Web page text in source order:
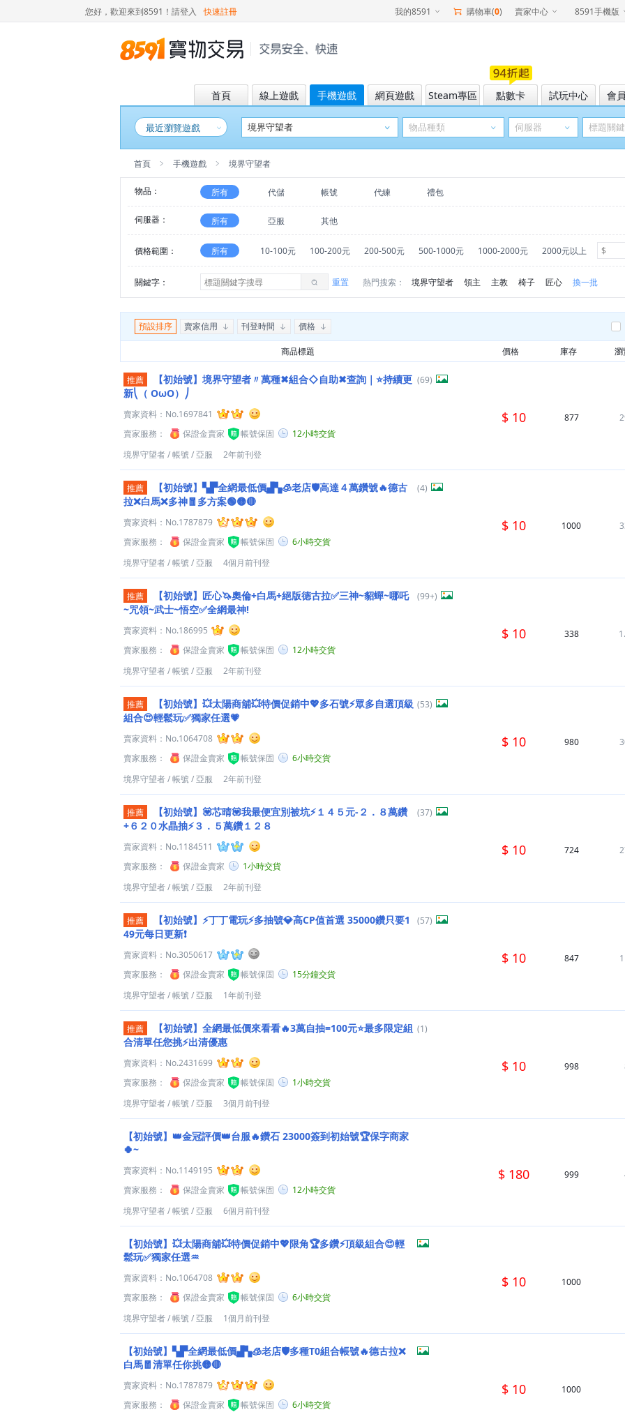
您好，歡迎來到8591！ 請登入 快速註冊 我的8591 購物車(0) 賣家中心 8591手機版
首頁 線上遊戲 手機遊戲 網頁遊戲 Steam專區 點數卡 試玩中心 會
最近瀏覽遊戲
首頁 手機遊戲 境界守望者
物品： 所有 代儲 帳號 代練 禮包
伺服器： 所有 亞服 其他
價格範圍： 所有 10-100元 100-200元 200-500元 500-1000元 1000-2000元 2000元以上
關鍵字： 重置 熱門搜索： 境界守望者 領主 主教 椅子 匠心 換一批
預設排序 賣家信用 刊登時間 價格
商品標題 價格 庫存 瀏
推薦
【初始號】境界守望者〃萬種✖組合◇自助✖查詢｜⭐持續更
新⎝（ OωO）⎠
(69)
賣家資料： No.1697841
賣家服務：
保證金賣家 帳號保固
12小時交貨
境界守望者/帳號/亞服 2年前刊登
$ 10 877
推薦
【初始號】▚▛全網最低價▟▚🧊老店🛡️高達４萬鑽號🔥德古
拉❌白馬❌多神🧧多方案🟢🟡🔴
(4)
賣家資料： No.1787879
賣家服務：
保證金賣家 帳號保固
6小時交貨
境界守望者/帳號/亞服 4個月前刊登
$ 10 1000
推薦
【初始號】匠心🦄奧倫+白馬+絕版德古拉✅三神~貂蟬~哪吒
~咒領~武士~悟空✅全網最神!
(99+)
賣家資料： No.186995
賣家服務：
保證金賣家 帳號保固
12小時交貨
境界守望者/帳號/亞服 2年前刊登
$ 10 338
推薦
【初始號】💥太陽商舖💥特價促銷中💖多石號⚡眾多自選頂級
組合😍輕鬆玩✅獨家任選💗
(53)
賣家資料： No.1064708
賣家服務：
保證金賣家 帳號保固
6小時交貨
境界守望者/帳號/亞服 2年前刊登
$ 10 980
推薦
【初始號】💟芯晴💟我最便宜別被坑⚡１４５元-２．８萬鑽
+６２０水晶抽⚡３．５萬鑽１２８
(37)
賣家資料： No.1184511
賣家服務：
保證金賣家
1小時交貨
境界守望者/帳號/亞服 2年前刊登
$ 10 724
推薦
【初始號】⚡️丁丁電玩⚡️多抽號💎高CP值首選 35000鑽只要1
49元每日更新❗️
(57)
賣家資料： No.3050617
賣家服務：
保證金賣家 帳號保固
15分鐘交貨
境界守望者/帳號/亞服 1年前刊登
$ 10 847
推薦
【初始號】全網最低價來看看🔥3萬自抽=100元⭐最多限定組
合清單任您挑⚡出清優惠
(1)
賣家資料： No.2431699
賣家服務：
保證金賣家 帳號保固
1小時交貨
境界守望者/帳號/亞服 3個月前刊登
$ 10 998
【初始號】👑金冠評價👑台服🔥鑽石 23000簽到初始號🏆保字商家
🍀~
賣家資料： No.1149195
賣家服務：
保證金賣家 帳號保固
12小時交貨
境界守望者/帳號/亞服 6個月前刊登
$ 180 999
【初始號】💥太陽商舖💥特價促銷中💖限角🏆多鑽⚡頂級組合😍輕
鬆玩✅獨家任選♒
賣家資料： No.1064708
賣家服務：
保證金賣家 帳號保固
6小時交貨
境界守望者/帳號/亞服 1個月前刊登
$ 10 1000
【初始號】▚▛全網最低價▟▚🧊老店🛡️多種T0組合帳號🔥德古拉❌
白馬🧧清單任你挑🟡🔴
賣家資料： No.1787879
賣家服務：
保證金賣家 帳號保固
6小時交貨
$ 10 1000